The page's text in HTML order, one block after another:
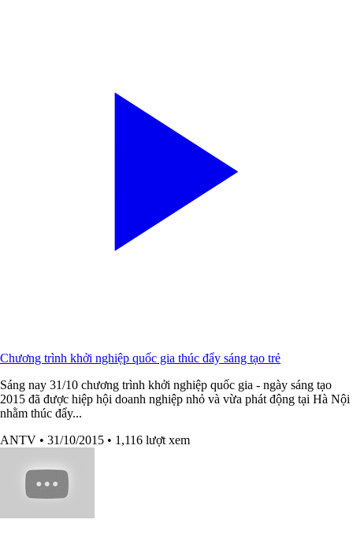
Chương trình khởi nghiệp quốc gia thúc đẩy sáng tạo trẻ
Sáng nay 31/10 chương trình khởi nghiệp quốc gia - ngày sáng tạo
2015 đã được hiệp hội doanh nghiệp nhỏ và vừa phát động tại Hà Nội
nhằm thúc đẩy...
ANTV • 31/10/2015 • 1,116 lượt xem